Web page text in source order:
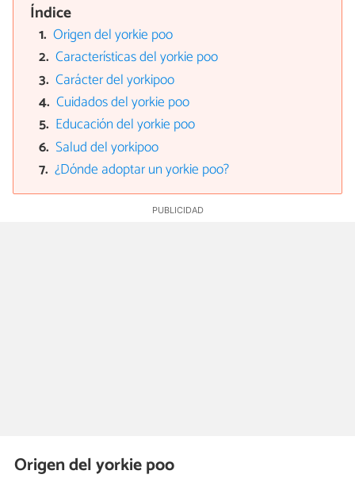
Índice
Origen del yorkie poo
Características del yorkie poo
Carácter del yorkipoo
Cuidados del yorkie poo
Educación del yorkie poo
Salud del yorkipoo
¿Dónde adoptar un yorkie poo?
Origen del yorkie poo